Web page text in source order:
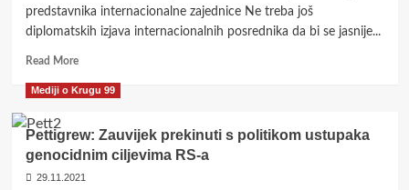
presuda
Evropskog
za
prava
predstavnika internacionalne zajednice Ne treba još
diplomatskih izjava internacionalnih posrednika da bi se jasnije...
Read MoreRead
about
BiH
iz
Mediji o Krugu 99
Pettigrew: Zauvijek prekinuti s politikom ustupaka
genocidnim ciljevima RS-a
29.11.2021